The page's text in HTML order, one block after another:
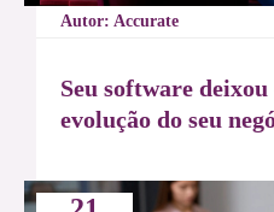
Autor: Accurate
Seu software
evolução do seu